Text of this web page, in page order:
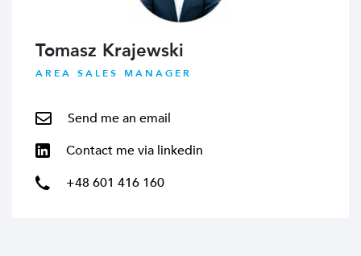
Tomasz Krajewski
AREA SALES MANAGER
Send me an email
Contact me via linkedin
+48 601 416 160